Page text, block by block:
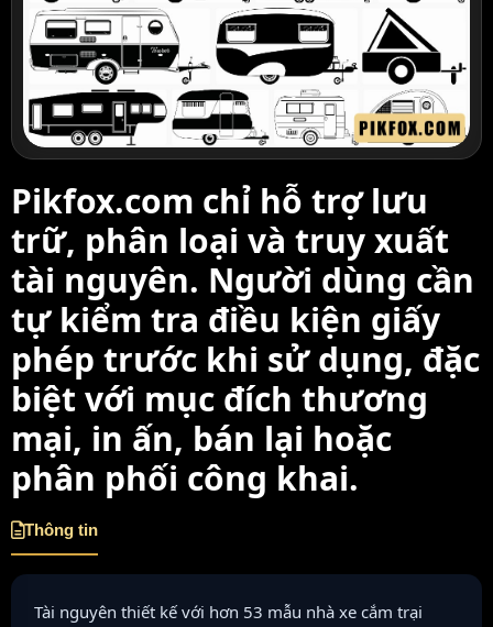
Pikfox.com chỉ hỗ trợ lưu
trữ, phân loại và truy xuất
tài nguyên. Người dùng cần
tự kiểm tra điều kiện giấy
phép trước khi sử dụng, đặc
biệt với mục đích thương
mại, in ấn, bán lại hoặc
phân phối công khai.
Thông tin
Tài nguyên thiết kế với hơn 53 mẫu nhà xe cắm trại